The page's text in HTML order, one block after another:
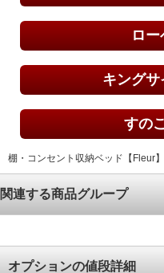
ロ
キングサ
すの
棚・コンセント収納ベッド【Fleur
関連する商品グループ
オプションの値段詳細